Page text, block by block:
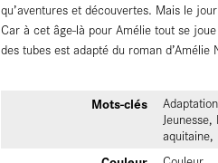
qu’aventures et découvertes. Mais le
Car à cet âge-là pour Amélie tout se
des tubes est adapté du roman d’Amélie
Mots-clés
aquitaine,